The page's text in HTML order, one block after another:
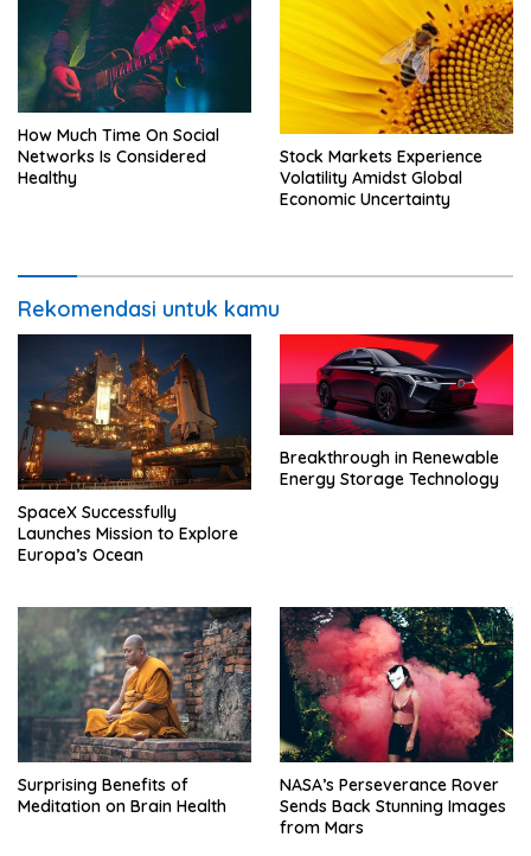
How Much Time On Social
Networks Is Considered
Healthy
Stock Markets Experience
Volatility Amidst Global
Economic Uncertainty
Rekomendasi untuk kamu
SpaceX Successfully
Launches Mission to Explore
Europa’s Ocean
Breakthrough in Renewable
Energy Storage Technology
Surprising Benefits of
Meditation on Brain Health
NASA’s Perseverance Rover
Sends Back Stunning Images
from Mars